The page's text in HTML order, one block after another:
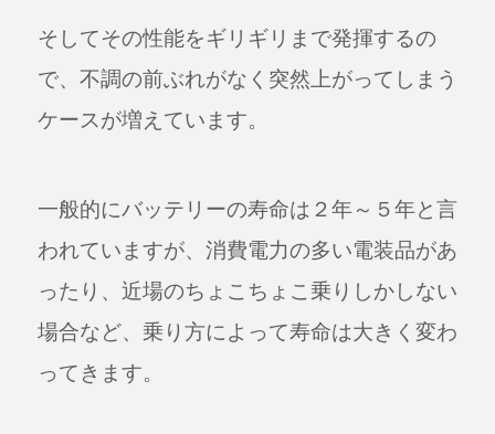
そしてその性能をギリギリまで発揮するの
で、不調の前ぶれがなく突然上がってしまう
ケースが増えています。
一般的にバッテリーの寿命は２年～５年と言
われていますが、消費電力の多い電装品があ
ったり、近場のちょこちょこ乗りしかしない
場合など、乗り方によって寿命は大きく変わ
ってきます。